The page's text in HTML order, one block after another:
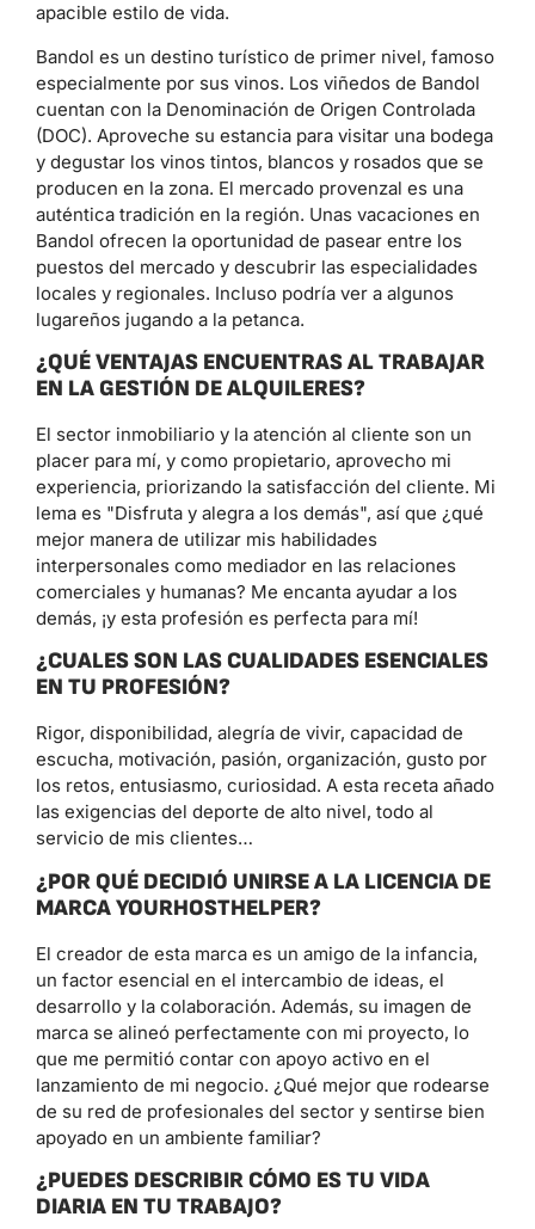
apacible estilo de vida.
Bandol es un destino turístico de primer nivel, famoso
especialmente por sus vinos. Los viñedos de Bandol
cuentan con la Denominación de Origen Controlada
(DOC). Aproveche su estancia para visitar una bodega
y degustar los vinos tintos, blancos y rosados ​​que se
producen en la zona. El mercado provenzal es una
auténtica tradición en la región. Unas vacaciones en
Bandol ofrecen la oportunidad de pasear entre los
puestos del mercado y descubrir las especialidades
locales y regionales. Incluso podría ver a algunos
lugareños jugando a la petanca.
¿QUÉ VENTAJAS ENCUENTRAS AL TRABAJAR
EN LA GESTIÓN DE ALQUILERES?
El sector inmobiliario y la atención al cliente son un
placer para mí, y como propietario, aprovecho mi
experiencia, priorizando la satisfacción del cliente. Mi
lema es "Disfruta y alegra a los demás", así que ¿qué
mejor manera de utilizar mis habilidades
interpersonales como mediador en las relaciones
comerciales y humanas? Me encanta ayudar a los
demás, ¡y esta profesión es perfecta para mí!
¿CUALES SON LAS CUALIDADES ESENCIALES
EN TU PROFESIÓN?
Rigor, disponibilidad, alegría de vivir, capacidad de
escucha, motivación, pasión, organización, gusto por
los retos, entusiasmo, curiosidad. A esta receta añado
las exigencias del deporte de alto nivel, todo al
servicio de mis clientes…
¿POR QUÉ DECIDIÓ UNIRSE A LA LICENCIA DE
MARCA YOURHOSTHELPER?
El creador de esta marca es un amigo de la infancia,
un factor esencial en el intercambio de ideas, el
desarrollo y la colaboración. Además, su imagen de
marca se alineó perfectamente con mi proyecto, lo
que me permitió contar con apoyo activo en el
lanzamiento de mi negocio. ¿Qué mejor que rodearse
de su red de profesionales del sector y sentirse bien
apoyado en un ambiente familiar?
¿PUEDES DESCRIBIR CÓMO ES TU VIDA
DIARIA EN TU TRABAJO?